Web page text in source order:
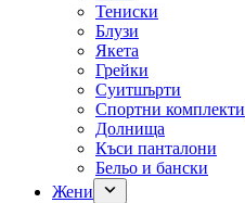
Тениски
Блузи
Якета
Грейки
Суитшърти
Спортни комплекти
Долнища
Къси панталони
Бельо и бански
Жени